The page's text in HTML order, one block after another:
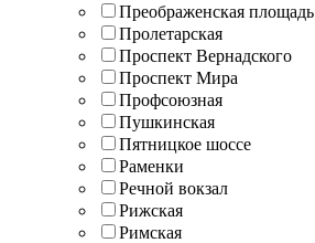
Преображенская площадь
Пролетарская
Проспект Вернадского
Проспект Мира
Профсоюзная
Пушкинская
Пятницкое шоссе
Раменки
Речной вокзал
Рижская
Римская